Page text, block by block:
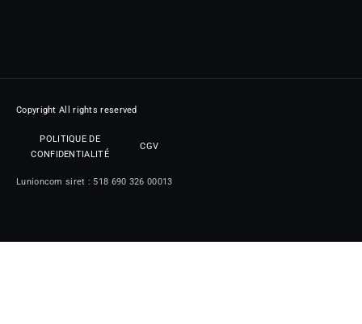
Copyright All rights reserved
POLITIQUE DE
CONFIDENTIALITÉ
CGV
Lunioncom siret : 518 690 326 00013